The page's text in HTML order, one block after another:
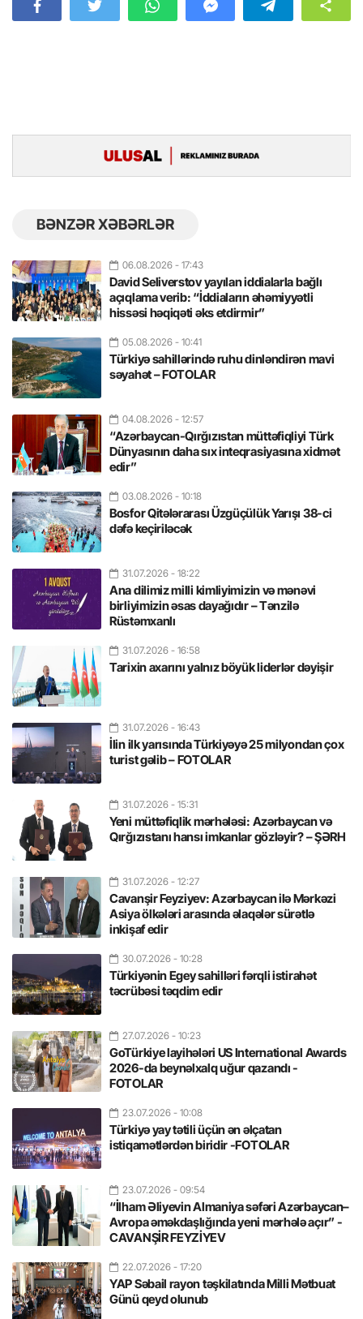
BƏNZƏR XƏBƏRLƏR
06.08.2026 - 17:43
David Seliverstov yayılan iddialarla bağlı
açıqlama verib: “İddiaların əhəmiyyətli
hissəsi həqiqəti əks etdirmir”
05.08.2026 - 10:41
Türkiyə sahillərində ruhu dinləndirən mavi
səyahət – FOTOLAR
04.08.2026 - 12:57
“Azərbaycan-Qırğızıstan müttəfiqliyi Türk
Dünyasının daha sıx inteqrasiyasına xidmət
edir”
03.08.2026 - 10:18
Bosfor Qitələrarası Üzgüçülük Yarışı 38-ci
dəfə keçiriləcək
31.07.2026 - 18:22
Ana dilimiz milli kimliyimizin və mənəvi
birliyimizin əsas dayağıdır – Tənzilə
Rüstəmxanlı
31.07.2026 - 16:58
Tarixin axarını yalnız böyük liderlər dəyişir
31.07.2026 - 16:43
İlin ilk yarısında Türkiyəyə 25 milyondan çox
turist gəlib – FOTOLAR
31.07.2026 - 15:31
Yeni müttəfiqlik mərhələsi: Azərbaycan və
Qırğızıstanı hansı imkanlar gözləyir? – ŞƏRH
31.07.2026 - 12:27
Cavanşir Feyziyev: Azərbaycan ilə Mərkəzi
Asiya ölkələri arasında əlaqələr sürətlə
inkişaf edir
30.07.2026 - 10:28
Türkiyənin Egey sahilləri fərqli istirahət
təcrübəsi təqdim edir
27.07.2026 - 10:23
GoTürkiye layihələri US International Awards
2026-da beynəlxalq uğur qazandı -
FOTOLAR
23.07.2026 - 10:08
Türkiyə yay tətili üçün ən əlçatan
istiqamətlərdən biridir -FOTOLAR
23.07.2026 - 09:54
“İlham Əliyevin Almaniya səfəri Azərbaycan–
Avropa əməkdaşlığında yeni mərhələ açır” -
CAVANŞİR FEYZİYEV
22.07.2026 - 17:20
YAP Səbail rayon təşkilatında Milli Mətbuat
Günü qeyd olunub